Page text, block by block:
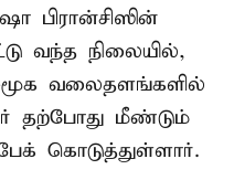
பிரான்சிஸின்
வந்த நிலையில்,
வலைதளங்களில்
தற்போது மீண்டும்
கொடுத்துள்ளார்.